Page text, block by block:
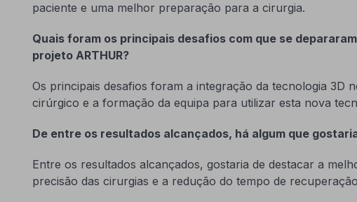
paciente e uma melhor preparação para a cirurgia.
Quais foram os principais desafios com que se
projeto ARTHUR?
Os principais desafios foram a integração da tecnologia 3D
cirúrgico e a formação da equipa para utilizar esta nova
De entre os resultados alcançados, há algum que
Entre os resultados alcançados, gostaria de destacar a
precisão das cirurgias e a redução do tempo de